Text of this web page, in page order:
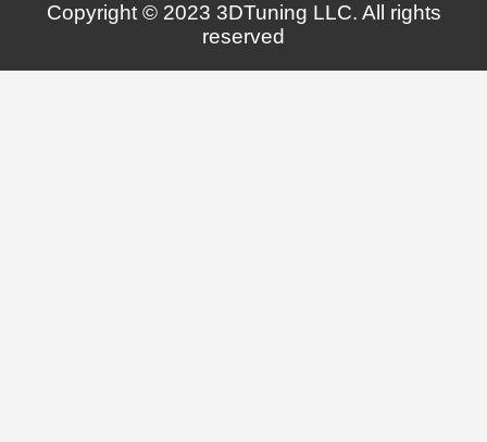
Copyright © 2023 3DTuning LLC. All rights
reserved